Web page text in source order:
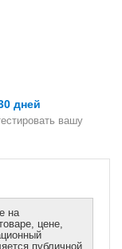
дней
вашу
на
цене,
публичной